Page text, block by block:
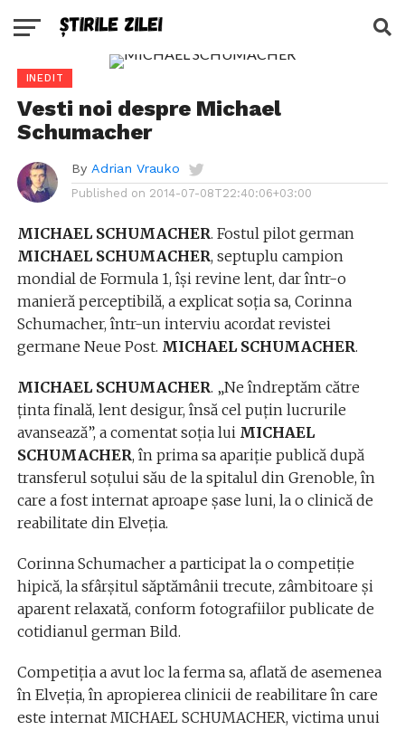
INEDIT
Vesti noi despre Michael
Schumacher
By Adrian Vrauko
Published on 2014-07-08T22:40:06+03:00
MICHAEL SCHUMACHER. Fostul pilot german
MICHAEL SCHUMACHER, septuplu campion
mondial de Formula 1, îşi revine lent, dar într-o
manieră perceptibilă, a explicat soţia sa, Corinna
Schumacher, într-un interviu acordat revistei
germane Neue Post. MICHAEL SCHUMACHER.
MICHAEL SCHUMACHER. „Ne îndreptăm către
ţinta finală, lent desigur, însă cel puţin lucrurile
avansează”, a comentat soţia lui MICHAEL
SCHUMACHER, în prima sa apariţie publică după
transferul soţului său de la spitalul din Grenoble, în
care a fost internat aproape şase luni, la o clinică de
reabilitate din Elveţia.
Corinna Schumacher a participat la o competiţie
hipică, la sfârşitul săptămânii trecute, zâmbitoare şi
aparent relaxată, conform fotografiilor publicate de
cotidianul german Bild.
Competiţia a avut loc la ferma sa, aflată de asemenea
în Elveţia, în apropierea clinicii de reabilitare în care
este internat MICHAEL SCHUMACHER, victima unui